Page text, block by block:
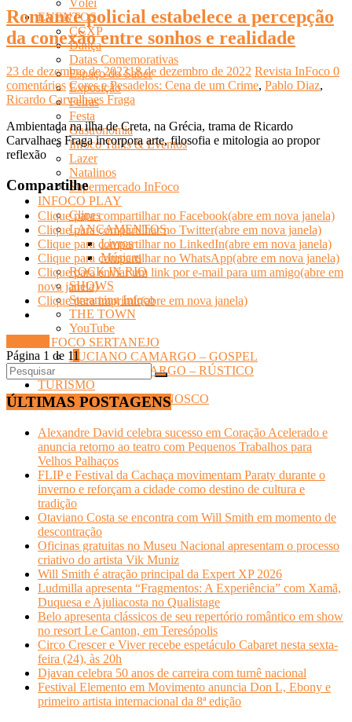
Vôlei
EVENTOS
CCXP
Dança
Datas Comemorativas
Espaço do Saber
Exposição
Feiras
Festa
Gastronomia
Infoco Talks & Eventos
Lazer
Natalinos
Supermercado InFoco
INFOCO PLAY
Clipes
LANÇAMENTOS
Livros
Músicas
ROCK IN RIO
SHOWS
Streaming Infoco
THE TOWN
YouTube
INFOCO SERTANEJO
LUCIANO CAMARGO – GOSPEL
ZEZÉ DI CAMARGO – RÚSTICO
TURISMO
Quem Somos- FALE CONOSCO
Romance policial estabelece a percepção
da conexão entre sonhos e realidade
23 de dezembro de 202218 de dezembro de 2022 Revista InFoco 0
comentários Cores e Pesadelos: Cena de um Crime, Pablo Diaz,
Ricardo Carvalhaes Fraga
Ambientada na ilha de Creta, na Grécia, trama de Ricardo
Carvalhaes Fraga incorpora arte, filosofia e mitologia ao propor
reflexão
Compartilhe
Clique para compartilhar no Facebook(abre em nova janela)
Clique para compartilhar no Twitter(abre em nova janela)
Clique para compartilhar no LinkedIn(abre em nova janela)
Clique para compartilhar no WhatsApp(abre em nova janela)
Clique para enviar um link por e-mail para um amigo(abre em
nova janela)
Clique para imprimir(abre em nova janela)
Página 1 de 11
ÚLTIMAS POSTAGENS
Alexandre David celebra sucesso em Coração Acelerado e
anuncia retorno ao teatro com Pequenos Trabalhos para
Velhos Palhaços
FLIP e Festival da Cachaça movimentam Paraty durante o
inverno e reforçam a cidade como destino de cultura e
tradição
Otaviano Costa se encontra com Will Smith em momento de
descontração
Oficinas gratuitas no Museu Nacional apresentam o processo
criativo do artista Vik Muniz
Will Smith é atração principal da Expert XP 2026
Ludmilla apresenta “Fragmentos: A Experiência” com Xamã,
Duquesa e Ajuliacosta no Qualistage
Belo apresenta clássicos de seu repertório romântico em show
no resort Le Canton, em Teresópolis
Circo Crescer e Viver recebe espetáculo Cabaret nesta sexta-
feira (24), às 20h
Djavan celebra 50 anos de carreira com turnê nacional
Festival Elemento em Movimento anuncia Don L, Ebony e
primeiro artista internacional da 8ª edição